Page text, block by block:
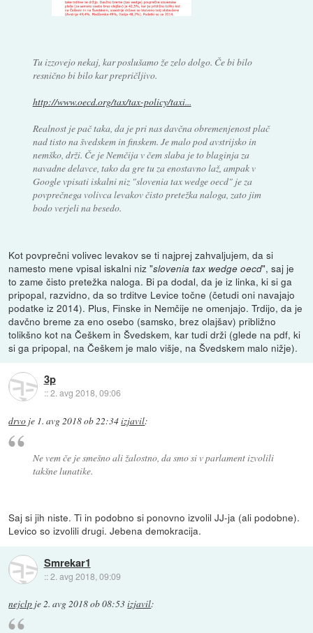
Tu izzovejo nekaj, kar poslušamo že zelo dolgo. Če bi bilo
resnično bi bilo kar prepričljivo.
http://www.oecd.org/tax/tax-policy/taxi...
Realnost je pač taka, da je pri nas davčna obremenjenost plač
nad tisto na švedskem in finskem. Je malo pod avstrijsko in
nemško, drži. Če je Nemčija v čem slaba je to blaginja za
navadne delavce, tako da gre tu za enostavno laž, ampak v
Google vpisati iskalni niz "slovenia tax wedge oecd" je za
povprečnega volivca levakov čisto pretežka naloga, zato jim
bodo verjeli na besedo.
Kot povprečni volivec levakov se ti najprej zahvaljujem, da si
namesto mene vpisal iskalni niz "slovenia tax wedge oecd", saj je
to zame čisto pretežka naloga. Bi pa dodal, da je iz linka, ki si ga
pripopal, razvidno, da so trditve Levice točne (četudi oni navajajo
podatke iz 2014). Plus, Finske in Nemčije ne omenjajo. Trdijo, da je
davčno breme za eno osebo (samsko, brez olajšav) približno
tolikšno kot na Češkem in Švedskem, kar tudi drži (glede na pdf, ki
si ga pripopal, na Češkem je malo višje, na Švedskem malo nižje).
3p
::2. avg 2018, 09:06
drvo je 1. avg 2018 ob 22:34izjavil:
Ne vem če je smešno ali žalostno, da smo si v parlament izvolili
takšne lunatike.
Saj si jih niste. Ti in podobno si ponovno izvolil JJ-ja (ali podobne).
Levico so izvolili drugi. Jebena demokracija.
Smrekar1
::2. avg 2018, 09:09
nejclp je2. avg 2018 ob 08:53izjavil: